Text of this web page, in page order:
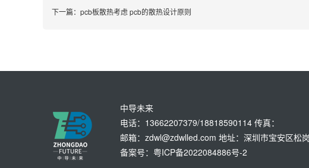
下一篇： pcb板散热考虑 pcb的散热设计原则
中导未来
电话：13662207379/18818590114 传真：
邮箱：zdwl@zdwlled.com 地址：深圳市宝安区松
备案号：粤ICP备2022084886号-2